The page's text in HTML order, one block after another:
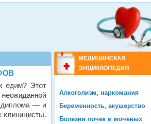
едим? Этот
диплома — и
клиницисты.
МЕДИЦИНСКАЯ
ЭНЦИКЛОПЕДИЯ
Алкоголизм, наркомания
Беременность, акушерство
Болезни почек и мочевых